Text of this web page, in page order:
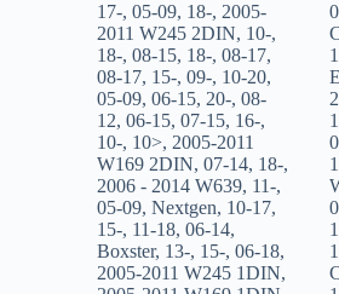
17-, 05-09, 18-, 2005-
2011 W245 2DIN, 10-,
18-, 08-15, 18-, 08-17,
08-17, 15-, 09-, 10-20,
05-09, 06-15, 20-, 08-
12, 06-15, 07-15, 16-,
10-, 10>, 2005-2011
W169 2DIN, 07-14, 18-,
2006 - 2014 W639, 11-,
05-09, Nextgen, 10-17,
15-, 11-18, 06-14,
Boxster, 13-, 15-, 06-18,
2005-2011 W245 1DIN,